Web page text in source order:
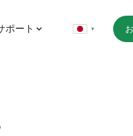
ポート ▼